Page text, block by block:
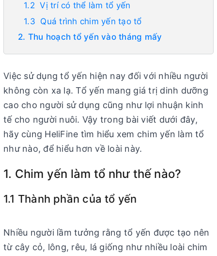
1.2 Vị trí có thể làm tổ yến
1.3 Quá trình chim yến tạo tổ
2. Thu hoạch tổ yến vào tháng mấy
Việc sử dụng tổ yến hiện nay đối với nhiều người
không còn xa lạ. Tổ yến mang giá trị dinh dưỡng
cao cho người sử dụng cũng như lợi nhuận kinh
tế cho người nuôi. Vậy trong bài viết dưới đây,
hãy cùng HeliFine tìm hiểu xem chim yến làm tổ
như nào, để hiểu hơn về loài này.
1. Chim yến làm tổ như thế nào?
1.1 Thành phần của tổ yến
Nhiều người lầm tưởng rằng tổ yến được tạo nên
từ cây cỏ, lông, rêu, lá giống như nhiều loài chim